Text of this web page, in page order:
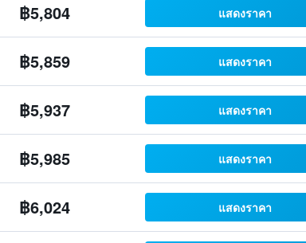
฿5,804 แสดงราคา
฿5,859 แสดงราคา
฿5,937 แสดงราคา
฿5,985 แสดงราคา
฿6,024 แสดงราคา